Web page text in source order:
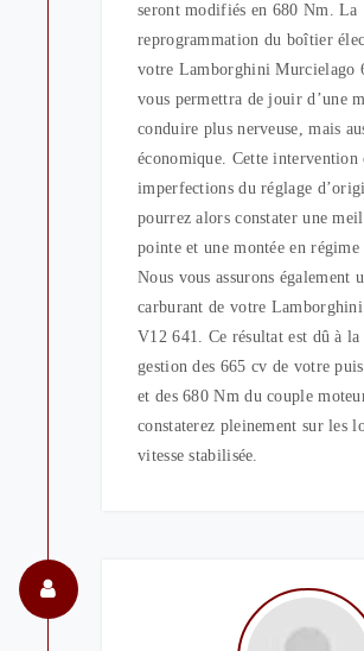
seront modifiés en 680 Nm. La
reprogrammation du boîtier
votre Lamborghini Murcielago
vous permettra de jouir d’une
conduire plus nerveuse, mais
économique. Cette intervention
imperfections du réglage
pourrez alors constater une
pointe et une montée en régime
Nous vous assurons également
carburant de votre
V12 641. Ce résultat est dû à
gestion des 665 cv de votre
et des 680 Nm du couple
constaterez pleinement sur les
vitesse stabilisée.